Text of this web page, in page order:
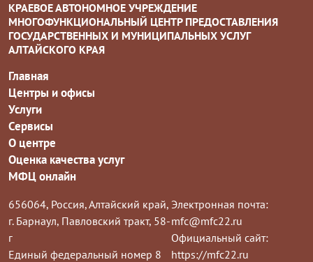
КРАЕВОЕ АВТОНОМНОЕ УЧРЕЖДЕНИЕ
МНОГОФУНКЦИОНАЛЬНЫЙ ЦЕНТР ПРЕДОСТАВЛЕНИЯ
ГОСУДАРСТВЕННЫХ И МУНИЦИПАЛЬНЫХ УСЛУГ
АЛТАЙСКОГО КРАЯ
Главная
Центры и офисы
Услуги
Сервисы
О центре
Оценка качества услуг
МФЦ онлайн
656064, Россия, Алтайский край,
г. Барнаул, Павловский тракт, 58-
г
Единый федеральный номер 8
Электронная почта:
mfc@mfc22.ru
Официальный сайт:
https://mfc22.ru